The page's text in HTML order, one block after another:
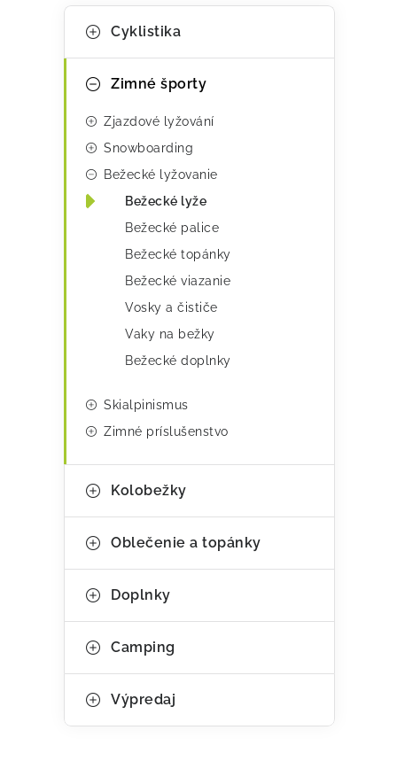
Preskočiť
kategórie
K
a
Cyklistika
Zimné športy
Zjazdové lyžování
Snowboarding
Bežecké lyžovanie
Bežecké lyže
Bežecké palice
Bežecké topánky
Bežecké viazanie
Vosky a čističe
Vaky na bežky
Bežecké doplnky
Skialpinismus
Zimné príslušenstvo
Kolobežky
Oblečenie a topánky
Doplnky
Camping
Výpredaj